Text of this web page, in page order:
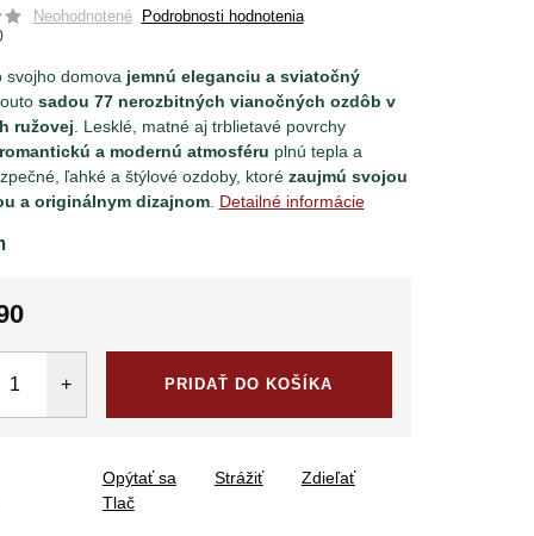
Neohodnotené Podrobnosti hodnotenia
svojho domova jemnú eleganciu a sviatočný
sadou 77 nerozbitných vianočných ozdôb v
ružovej . Lesklé, matné aj trblietavé povrchy
romantickú a modernú atmosféru plnú tepla a
ľahké a štýlové ozdoby, ktoré zaujmú svojou
a originálnym dizajnom. Detailné informácie
PRIDAŤ DO KOŠÍKA
Tlač
Opýtať sa Strážiť Zdieľať